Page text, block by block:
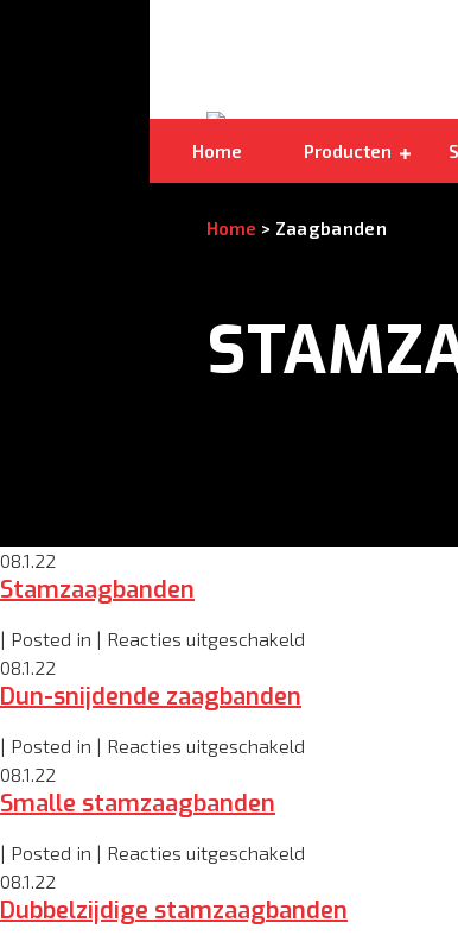
Home Producten
Home > Zaagbanden
08.1.22
Stamzaagbanden
| Posted in | Reacties uitgeschakeld
08.1.22
Dun-snijdende zaagbanden
| Posted in | Reacties uitgeschakeld
08.1.22
Smalle stamzaagbanden
| Posted in | Reacties uitgeschakeld
stamzaagbanden
08.1.22
Dubbelzijdige stamzaagbanden